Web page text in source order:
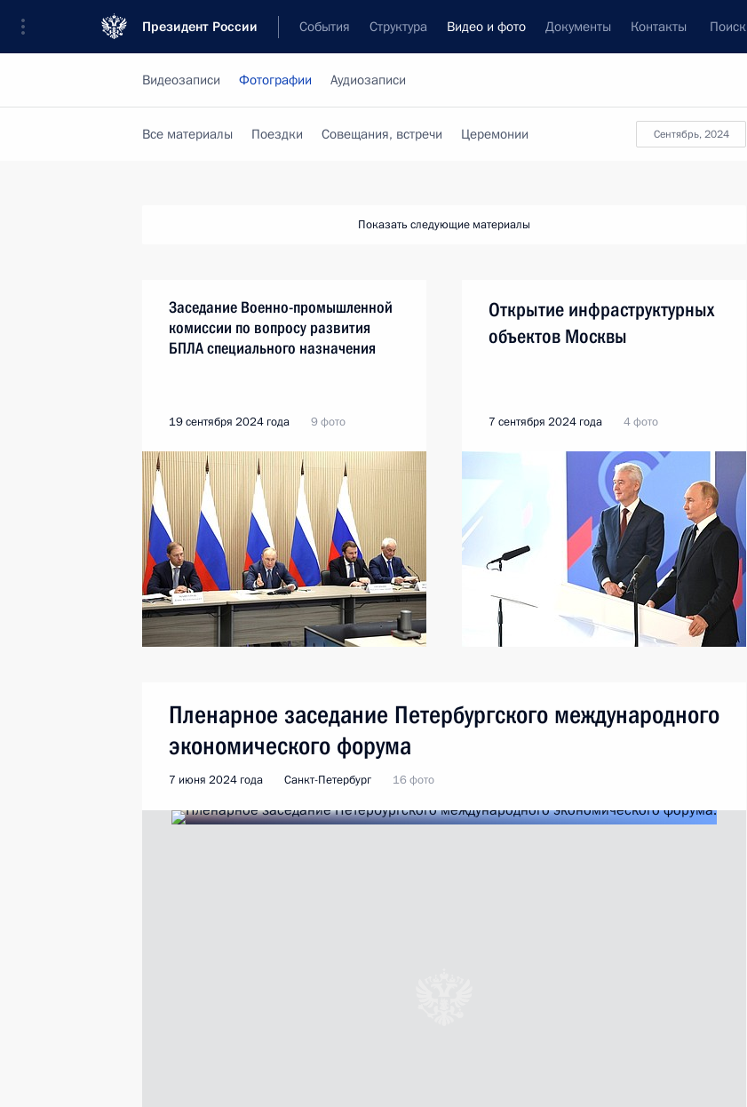
Президент России События Структура Видео и фото Документы Контакты Поиск
Видеозаписи Фотографии Аудиозаписи
сентябрь, 2024
Все материалы Поездки Совещания, встречи Церемонии
Показать следующие материалы
Заседание Военно-промышленной
комиссии по вопросу развития
БПЛА специального назначения
19 сентября 2024 года 9 фото
Открытие инфраструктурных
объектов Москвы
7 сентября 2024 года 4 фото
Пленарное заседание Петербургского международного
экономического форума
7 июня 2024 года Санкт-Петербург 16 фото